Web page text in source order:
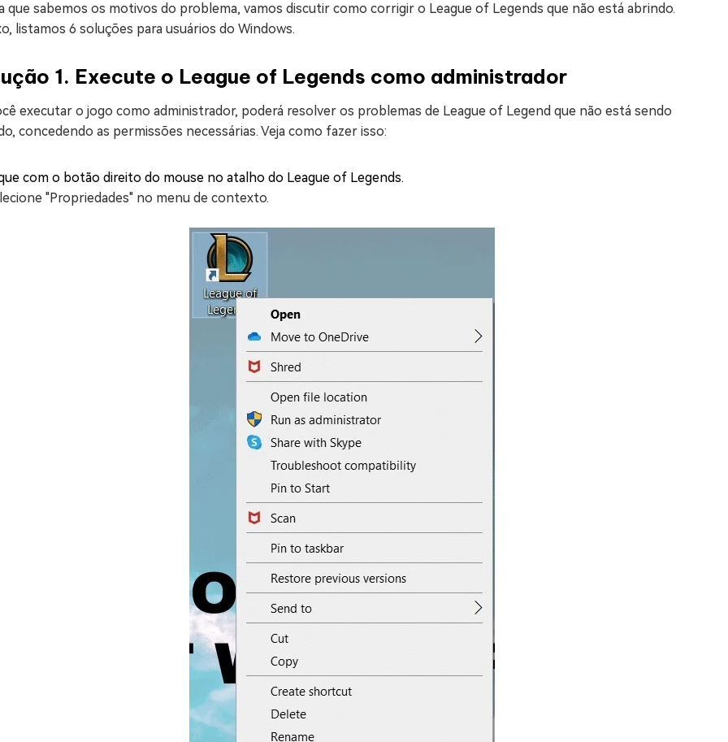
que sabemos os motivos do problema, vamos discutir como corrigir o League of Legends que não está abrindo.
listamos 6 soluções para usuários do Windows.
1. Execute o League of Legends como administrador
executar o jogo como administrador, poderá resolver os problemas de League of Legend que não está sendo
concedendo as permissões necessárias. Veja como fazer isso:
com o botão direito do mouse no atalho do League of Legends.
"Propriedades" no menu de contexto.